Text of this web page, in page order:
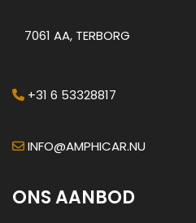
7061 AA, TERBORG
+31 6 53328817
INFO@AMPHICAR.NU
ONS AANBOD